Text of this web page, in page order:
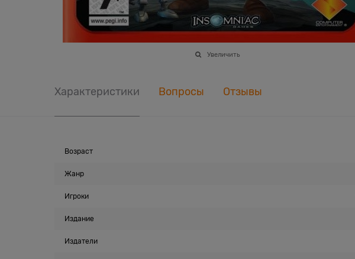
Увеличить
Характеристики Вопросы Отзывы
Возраст
Жанр
Игроки
Издание
Издатели